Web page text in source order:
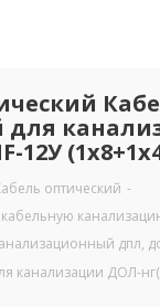
для
12У
оптический -
дпл,
канализации ДОЛ-